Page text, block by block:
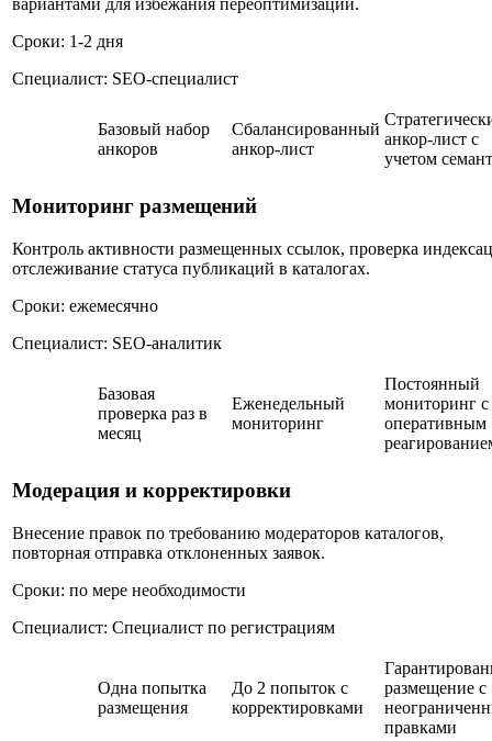
Сроки: 1-2 дня
Специалист: SEO-специалист
Базовый набор
анкоров
Сбалансированный
анкор-лист
анкор-лист с
учетом
Мониторинг размещений
Контроль активности размещенных ссылок, проверка
отслеживание статуса публикаций в каталогах.
Сроки: ежемесячно
Специалист: SEO-аналитик
Базовая
проверка раз в
месяц
Еженедельный
мониторинг
Постоянный
мониторинг с
оперативным
Модерация и корректировки
Внесение правок по требованию модераторов каталогов,
повторная отправка отклоненных заявок.
Сроки: по мере необходимости
Специалист: Специалист по регистрациям
Одна попытка
размещения
До 2 попыток с
корректировками
размещение с
правками